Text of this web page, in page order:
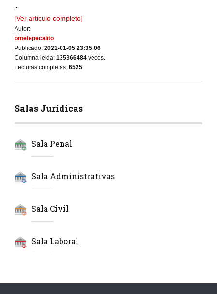
...
[Ver articulo completo]
Autor:
ometepecalito
Publicado: 2021-01-05 23:35:06
Columna leida: 135366484 veces.
Lecturas completas: 6525
Salas Jurídicas
Sala Penal
Sala Administrativas
Sala Civil
Sala Laboral